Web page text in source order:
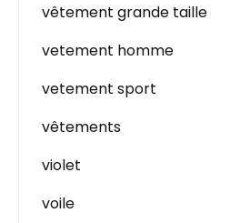
vêtement grande taille
vetement homme
vetement sport
vêtements
violet
voile